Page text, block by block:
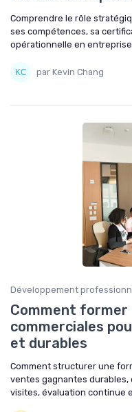
Comprendre le rôle
ses compétences, sa
opérationnelle en entreprise.
par Kevin Chang
Développement
Comment former
commerciales
et durables
Comment structurer une
ventes gagnantes
visites, évaluation continue